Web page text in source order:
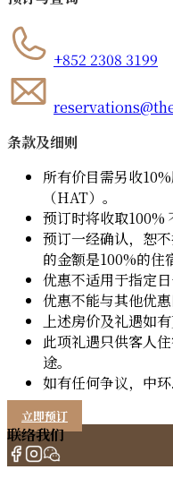
+852 2308 3199
条款及细则
所有价目需另收
（HAT）。
预订时将收取100%
预订一经确认，恕
的金额是100%的住
优惠不适用于指定日
优惠不能与其他优惠
上述房价及礼遇如
此项礼遇只供客人
途。
如有任何争议，中
立即预订
联络我们